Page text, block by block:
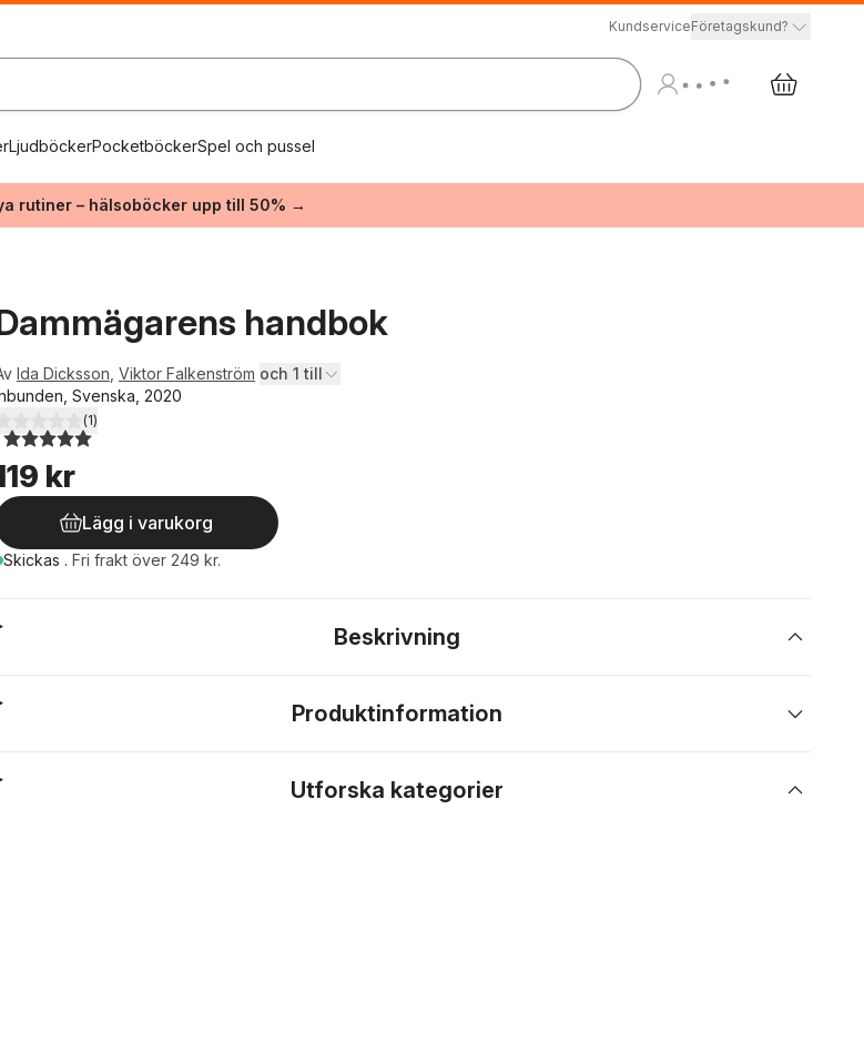
KundserviceFöretagskund?
LjudböckerPocketböckerSpel och pussel
rutiner – hälsoböcker upp till 50% →
handbok
Ida Dicksson Viktor Falkenström och 1 till
Svenska, 2020
utav 5 stjärnor. Totalt antal röster:
(1)
kr
Lägg i varukorg
Skickas . Fri frakt över 249 kr.
Beskrivning
Produktinformation
Utforska kategorier